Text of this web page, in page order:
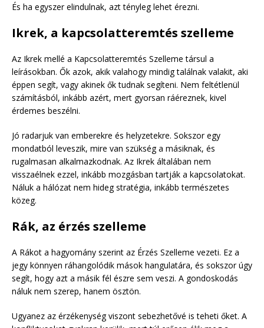
És ha egyszer elindulnak, azt tényleg lehet érezni.
Ikrek, a kapcsolatteremtés szelleme
Az Ikrek mellé a Kapcsolatteremtés Szelleme társul a
leírásokban. Ők azok, akik valahogy mindig találnak valakit, aki
éppen segít, vagy akinek ők tudnak segíteni. Nem feltétlenül
számításból, inkább azért, mert gyorsan ráéreznek, kivel
érdemes beszélni.
Jó radarjuk van emberekre és helyzetekre. Sokszor egy
mondatból leveszik, mire van szükség a másiknak, és
rugalmasan alkalmazkodnak. Az Ikrek általában nem
visszaélnek ezzel, inkább mozgásban tartják a kapcsolatokat.
Náluk a hálózat nem hideg stratégia, inkább természetes
közeg.
Rák, az érzés szelleme
A Rákot a hagyomány szerint az Érzés Szelleme vezeti. Ez a
jegy könnyen ráhangolódik mások hangulatára, és sokszor úgy
segít, hogy azt a másik fél észre sem veszi. A gondoskodás
náluk nem szerep, hanem ösztön.
Ugyanez az érzékenység viszont sebezhetővé is teheti őket. A